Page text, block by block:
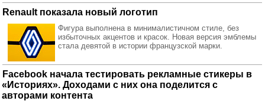
Renault показала новый логотип
Фигура выполнена в минималистичном стиле, без
избыточных акцентов и красок. Новая версия эмблемы
стала девятой в истории французской марки.
Facebook начала тестировать рекламные стикеры в
«Историях». Доходами с них она поделится с
авторами контента